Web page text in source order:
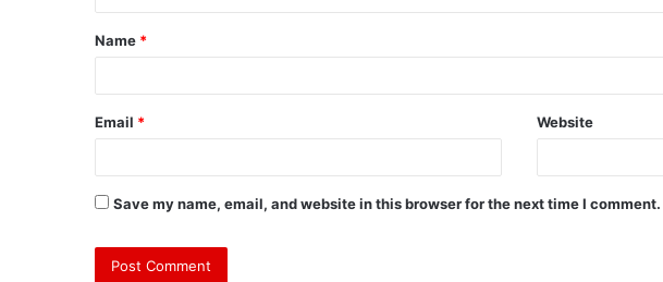
t
*
Name *
Email * Website
Save my name, email, and website in this browser for the next time I comment.